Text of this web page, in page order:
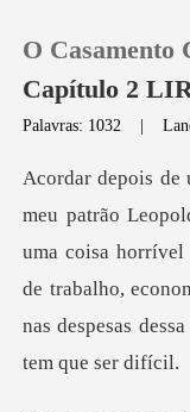
Loja
O Casamento
Capítulo 2
Palavras: 1032 |
uma coisa horrível
de trabalho,